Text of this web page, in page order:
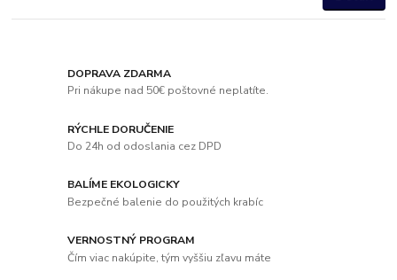
DOPRAVA ZDARMA
Pri nákupe nad 50€ poštovné neplatíte.
RÝCHLE DORUČENIE
Do 24h od odoslania cez DPD
BALÍME EKOLOGICKY
Bezpečné balenie do použitých krabíc
VERNOSTNÝ PROGRAM
Čím viac nakúpite, tým vyššiu zľavu máte